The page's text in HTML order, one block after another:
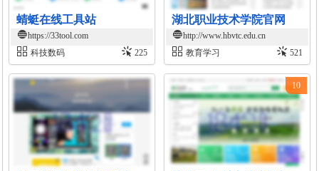
蜻蜓在线工具站
https://33tool.com
科技数码
225
湖北职业技术学院官网
http://www.hbvtc.edu.cn
教育学习
521
10